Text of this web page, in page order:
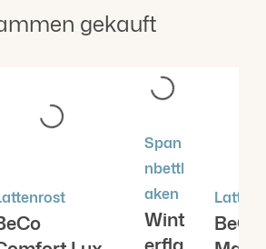
gekauft
überspringen
Span
nbettl
aken
Wint
BeCo